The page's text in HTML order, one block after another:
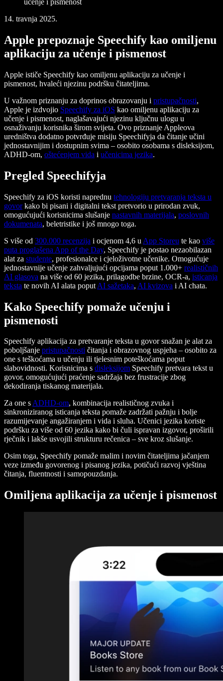
učenje i pismenost
14. travnja 2025.
Apple prepoznaje Speechify kao omiljenu
aplikaciju za učenje i pismenost
Apple ističe Speechify kao omiljenu aplikaciju za učenje i
pismenost, hvaleći njezinu podršku čitateljima.
U važnom priznanju za doprinos obrazovanju i pristupačnosti,
Apple je izdvojio Speechify za iOS kao omiljenu aplikaciju za
učenje i pismenost, naglašavajući njezinu ključnu ulogu u
osnaživanju korisnika širom svijeta. Ovo priznanje Appleova
uredništva dodatno potvrđuje misiju Speechifyja da čitanje učini
jednostavnijim i dostupnim svima – osobito osobama s disleksijom,
ADHD-om, oštećenjem vida i učenicima jezika.
Pregled Speechifyja
Speechify za iOS koristi naprednu tehnologiju pretvaranja teksta u
govorkako bi pisani i digitalni tekst pretvorio u prirodan zvuk,
omogućujući korisnicima slušanje nastavnih materijala, poslovnih
dokumenata, beletristike i još mnogo toga.
S više od 300.000 recenzija i ocjenom 4,6 u App Storeu te kao više
puta proglašena App of the Day, Speechify je postao nezaobilazan
alat za studente, profesionalce i cjeloživotne učenike. Omogućuje
jednostavnije učenje zahvaljujući opcijama poput 1.000+ realističnih
AI glasova na više od 60 jezika, prilagodbe brzine, OCR-a, isticanja
teksta te novih AI alata poput AI sažetaka, AI kvizova i AI chata.
Kako Speechify pomaže učenju i
pismenosti
Speechify aplikacija za pretvaranje teksta u govor snažan je alat za
poboljšanje pristupačnosti čitanja i obrazovnog uspjeha – osobito za
one s teškoćama u učenju ili tjelesnim poteškoćama poput
slabovidnosti. Korisnicima s disleksijom Speechify pretvara tekst u
govor, omogućujući praćenje sadržaja bez frustracije zbog
dekodiranja tiskanog materijala.
Za one sADHD-om, kombinacija realističnog zvuka i
sinkroniziranog isticanja teksta pomaže zadržati pažnju i bolje
razumijevanje angažiranjem i vida i sluha. Učenici jezika koriste
podršku za više od 60 jezika kako bi čuli ispravan izgovor, proširili
rječnik i lakše usvojili strukturu rečenica – sve kroz slušanje.
Osim toga, Speechify pomaže malim i novim čitateljima jačanjem
veze između govorenog i pisanog jezika, potičući razvoj vještina
čitanja, fluentnosti i samopouzdanja.
Omiljena aplikacija za učenje i pismenost